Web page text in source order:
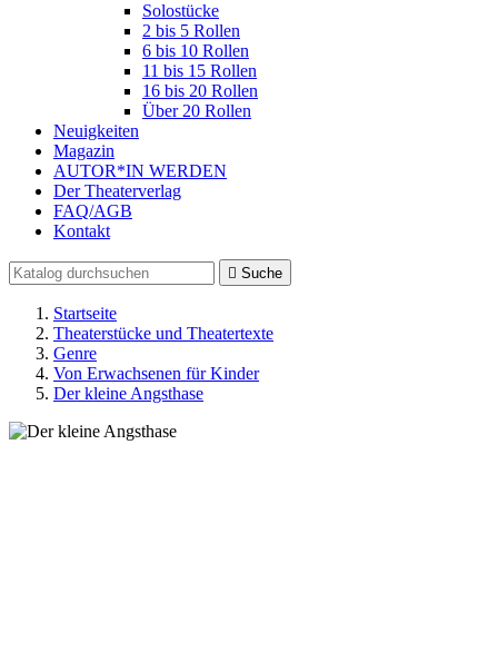
Solostücke
2 bis 5 Rollen
6 bis 10 Rollen
11 bis 15 Rollen
16 bis 20 Rollen
Über 20 Rollen
Neuigkeiten
Magazin
AUTOR*IN WERDEN
Der Theaterverlag
FAQ/AGB
Kontakt
 Suche
Startseite
Theaterstücke und Theatertexte
Genre
Von Erwachsenen für Kinder
Der kleine Angsthase